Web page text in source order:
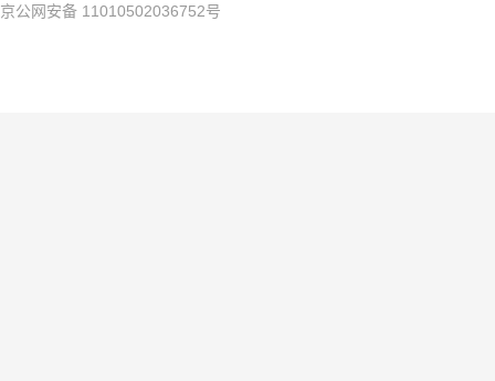
京公网安备 11010502036752号